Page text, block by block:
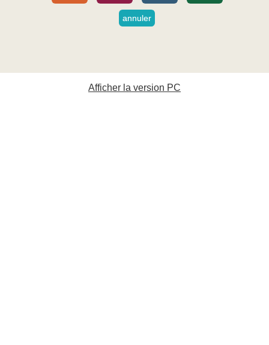
annuler
Afficher la version PC